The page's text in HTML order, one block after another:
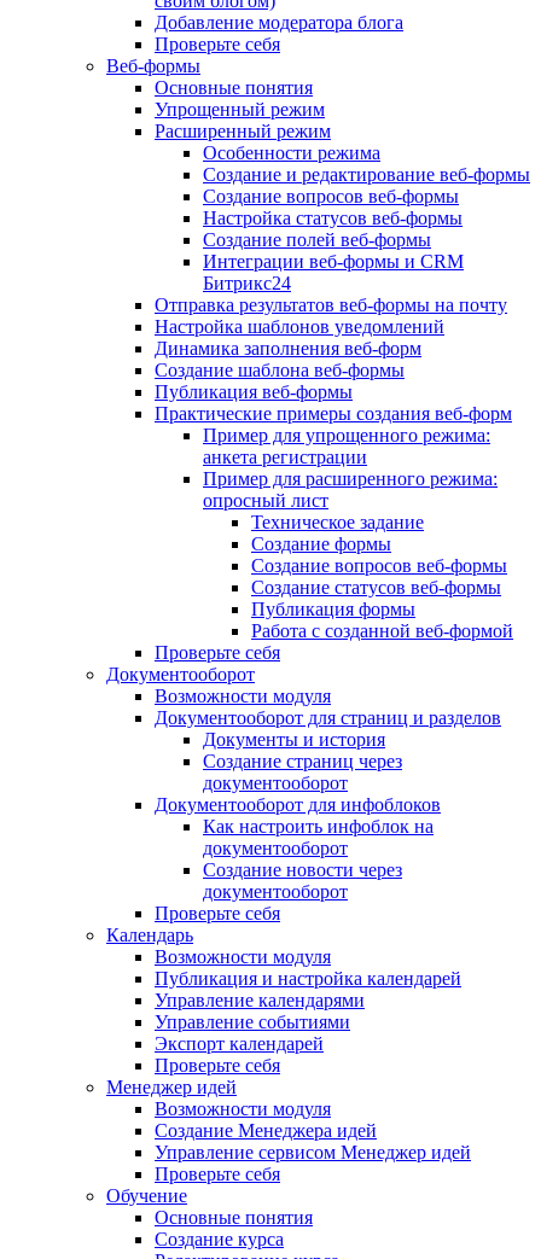
Добавление модератора блога
Проверьте себя
Веб-формы
Основные понятия
Упрощенный режим
Расширенный режим
Особенности режима
Создание и редактирование веб-формы
Создание вопросов веб-формы
Настройка статусов веб-формы
Создание полей веб-формы
Интеграции веб-формы и CRM
Битрикс24
Отправка результатов веб-формы на почту
Настройка шаблонов уведомлений
Динамика заполнения веб-форм
Создание шаблона веб-формы
Публикация веб-формы
Практические примеры создания веб-форм
Пример для упрощенного режима:
анкета регистрации
Пример для расширенного режима:
опросный лист
Техническое задание
Создание формы
Создание вопросов веб-формы
Создание статусов веб-формы
Публикация формы
Работа с созданной веб-формой
Проверьте себя
Документооборот
Возможности модуля
Документооборот для страниц и разделов
Документы и история
Создание страниц через
документооборот
Документооборот для инфоблоков
Как настроить инфоблок на
документооборот
Создание новости через
документооборот
Проверьте себя
Календарь
Возможности модуля
Публикация и настройка календарей
Управление календарями
Управление событиями
Экспорт календарей
Проверьте себя
Менеджер идей
Возможности модуля
Создание Менеджера идей
Управление сервисом Менеджер идей
Проверьте себя
Обучение
Основные понятия
Создание курса